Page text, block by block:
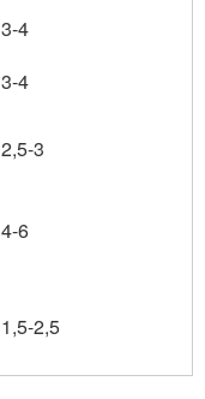
3-4
3-4
2,5-3
4-6
1,5-2,5